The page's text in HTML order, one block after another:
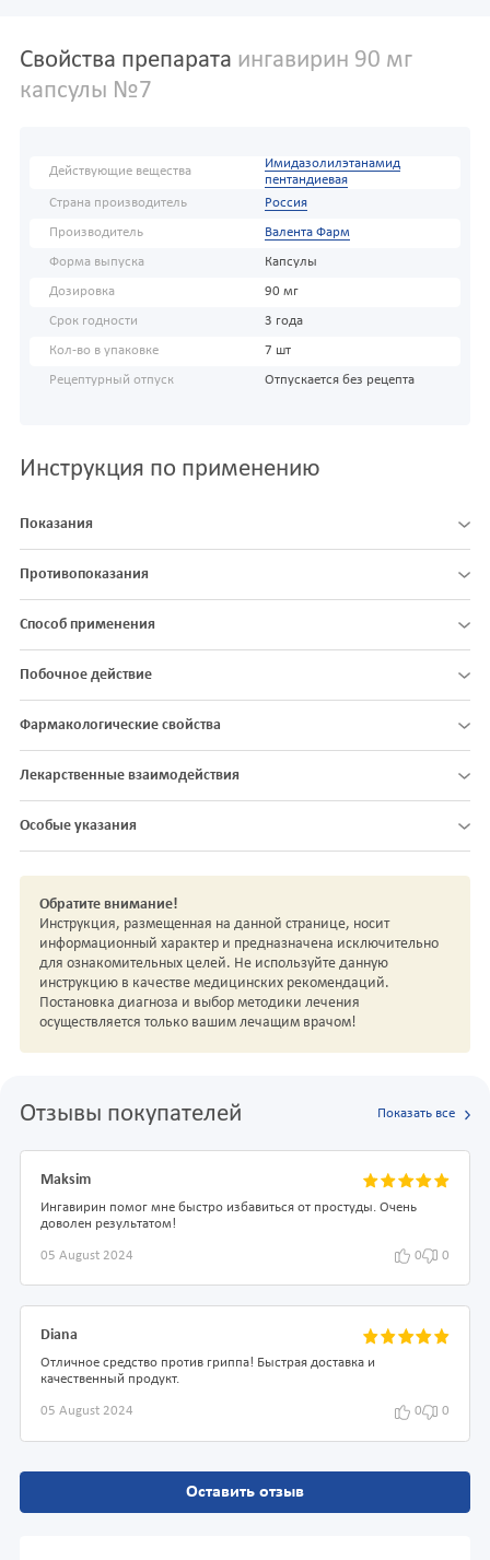
Свойства препарата ингавирин 90 мг
капсулы №7
Действующие вещества
Имидазолилэтанамид
пентандиевая
Страна производитель
Россия
Производитель Валента Фарм
Форма выпуска Капсулы
Дозировка 90 мг
Срок годности 3 года
Кол-во в упаковке 7 шт
Рецептурный отпуск Отпускается без рецепта
Инструкция по применению
Показания
Противопоказания
Способ применения
Побочное действие
Фармакологические свойства
Лекарственные взаимодействия
Особые указания
Обратите внимание!
Инструкция, размещенная на данной странице, носит
информационный характер и предназначена исключительно
для ознакомительных целей. Не используйте данную
инструкцию в качестве медицинских рекомендаций.
Постановка диагноза и выбор методики лечения
осуществляется только вашим лечащим врачом!
Отзывы покупателей Показать все
Maksim
Ингавирин помог мне быстро избавиться от простуды. Очень
доволен результатом!
05 August 2024 0 0
Diana
Отличное средство против гриппа! Быстрая доставка и
качественный продукт.
05 August 2024 0 0
Оставить отзыв